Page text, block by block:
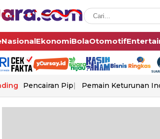
NasionalEkonomiBolaOtomotif
Pencairan Pip Pemain Keturunan